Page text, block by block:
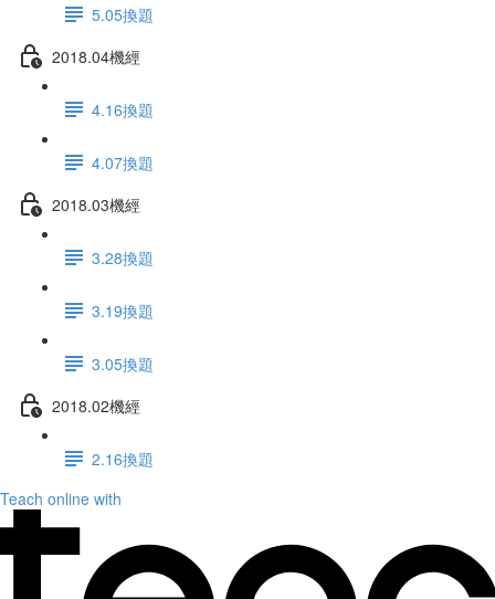
5.05換題
2018.04機經
4.16換題
4.07換題
2018.03機經
3.28換題
3.19換題
3.05換題
2018.02機經
2.16換題
Teach online with